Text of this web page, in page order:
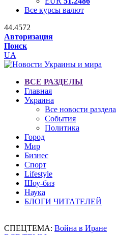
Все курсы валют
44.4572
Авторизация
Поиск
UA
ВСЕ РАЗДЕЛЫ
Главная
Украина
Все новости раздела
События
Политика
Город
Мир
Бизнес
Спорт
Lifestyle
Шоу-биз
Наука
БЛОГИ ЧИТАТЕЛЕЙ
СПЕЦТЕМА: Война в Иране